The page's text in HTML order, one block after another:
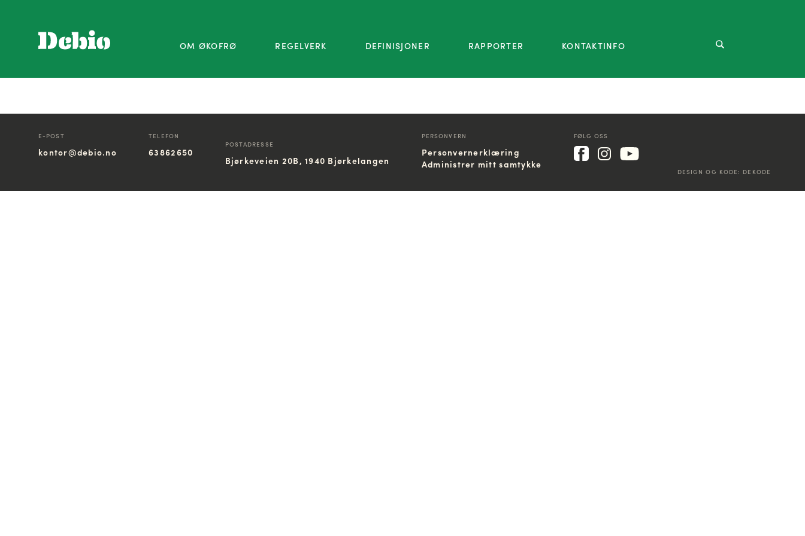
OM ØKOFRØ REGELVERK DEFINISJONER RAPPORTER KONTAKTINFO
E-POST
kontor@debio.no
TELEFON
63862650
POSTADRESSE
Bjørkeveien 20B, 1940 Bjørkelangen
PERSONVERN
Personvernerklæring
Administrer mitt samtykke
FØLG OSS
DESIGN OG KODE: DEKODE